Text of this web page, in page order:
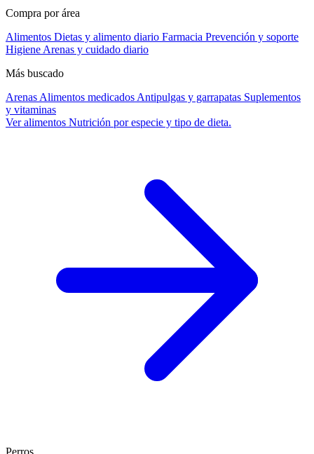
Compra por área
Alimentos Dietas y alimento diario Farmacia Prevención y soporte
Higiene Arenas y cuidado diario
Más buscado
Arenas Alimentos medicados Antipulgas y garrapatas Suplementos
y vitaminas
Ver alimentos Nutrición por especie y tipo de dieta.